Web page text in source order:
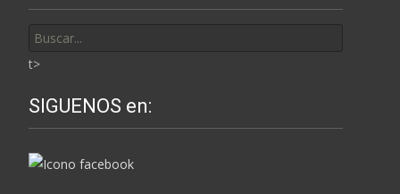
por:
t>
SIGUENOS en: